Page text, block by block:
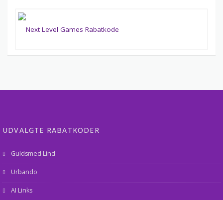
UDVALGTE RABATKODER
Guldsmed Lind
Urbando
AI Links